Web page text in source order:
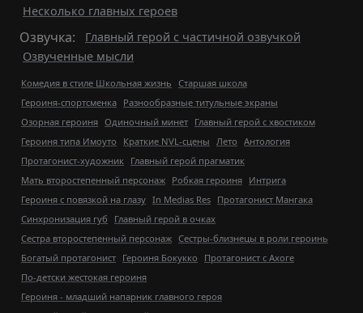
Несколько главных героев
Озвучка:
Главный герой с частичной озвучкой
Озвученные мысли
Комедия в стиле Школьная жизнь Старшая школа
Героиня-спортсменка Разнообразные титульные экраны
Озорная героиня Одиночный минет Главный герой с хвостиком
Героиня типа Имоуто
Краткие NVL-сцены Лето Антология
Протагонист-художник Главный герой прагматик
Мать второстепенный персонаж Робкая героиня Интрига
Героиня с повязкой на глазу In Medias Res Протагонист Мангака
Синхронизация губ
Главный герой в очках
Сестра второстепенный персонаж Сестры-близнецы в роли героинь
Богатый протагонист Героиня Бокукко
Протагонист с Ахоге
По-детски жестокая героиня
Героиня - младший напарник главного героя